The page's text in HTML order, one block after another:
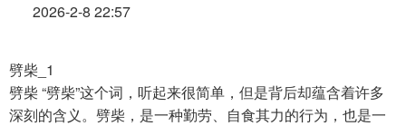
2026-2-8 22:57
劈柴_1
劈柴 “劈柴”这个词，听起来很简单，但是背后却蕴含着许多
深刻的含义。劈柴，是一种勤劳、自食其力的行为，也是一